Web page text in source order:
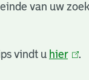
van uw
vindt u hier(link
.